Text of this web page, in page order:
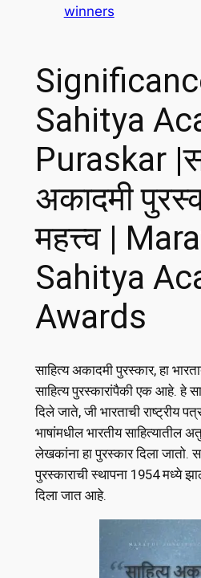
winners
Sahitya
Puraskar
अकादमी
महत्त्व |
Sahitya
Awards
साहित्य अकादमी पुरस्कार, हा
साहित्य पुरस्कारांपैकी एक आहे. हे
दिले जाते, जी भारताची राष्ट्रीय
भाषांमधील भारतीय साहित्यातील
लेखकांना हा पुरस्कार दिला जातो.
पुरस्काराची स्थापना 1954 मध्ये
दिला जात आहे.